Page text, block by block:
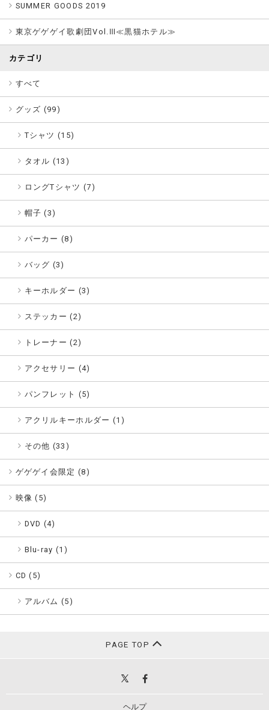
SUMMER GOODS 2019
東京ゲゲゲイ歌劇団Vol.Ⅲ≪黒猫ホテル≫
カテゴリ
すべて
グッズ (99)
Tシャツ (15)
タオル (13)
ロングTシャツ (7)
帽子 (3)
パーカー (8)
バッグ (3)
キーホルダー (3)
ステッカー (2)
トレーナー (2)
アクセサリー (4)
パンフレット (5)
アクリルキーホルダー (1)
その他 (33)
ゲゲゲイ会限定 (8)
映像 ( 5)
DVD (4)
Blu-ray (1)
CD ( 5)
アルバム (5)
PAGE TOP
ヘルプ